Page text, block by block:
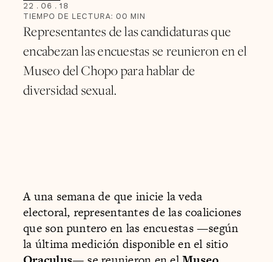
22 . 06 . 18
TIEMPO DE LECTURA: 00 MIN
Representantes de las candidaturas que
encabezan las encuestas se reunieron en el
Museo del Chopo para hablar de
diversidad sexual.
A una semana de que inicie la veda
electoral, representantes de las coaliciones
que son puntero en las encuestas —según
la última medición disponible en el sitio